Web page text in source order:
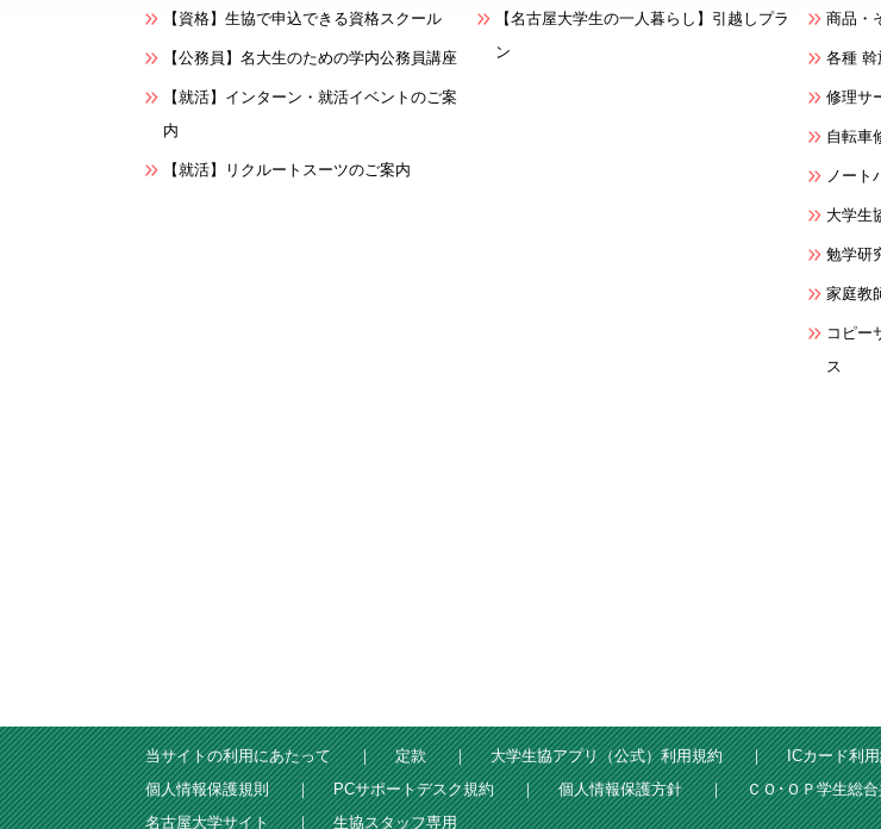
【資格】生協で申込できる資格スクール
【公務員】名大生のための学内公務員講座
【就活】インターン・就活イベントのご案
内
【就活】リクルートスーツのご案内
【名古屋大学生の一人暮らし】引越しプラ
ン
商品・
各種 斡
修理サ
自転車
ノート
大学生
勉学研
家庭教
コピー
ス
当サイトの利用にあたって 定款 大学生協アプリ（公式）利用規約 ICカード利
個人情報保護規則
PCサポートデスク規約 個人情報保護方針 ＣＯ･ＯＰ学生総
名古屋大学サイト
生協スタッフ専用